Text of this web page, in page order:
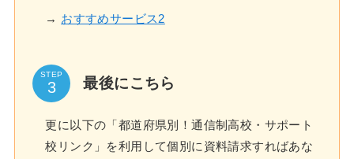
→ おすすめサービス2
STEP
最後にこちら
更に以下の「都道府県別！通信制高校・サポート
校リンク」を利用して個別に資料請求すればあな